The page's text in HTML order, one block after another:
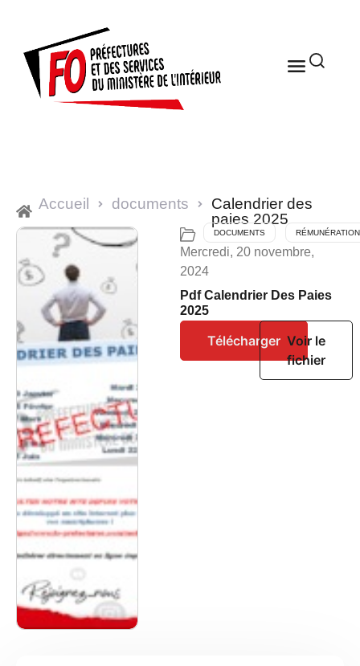
Accueil documents
Calendrier des
paies 2025
DOCUMENTS RÉMUNÉRATION
Mercredi, 20 novembre,
2024
Pdf Calendrier Des Paies
2025
Télécharger Voir le
fichier